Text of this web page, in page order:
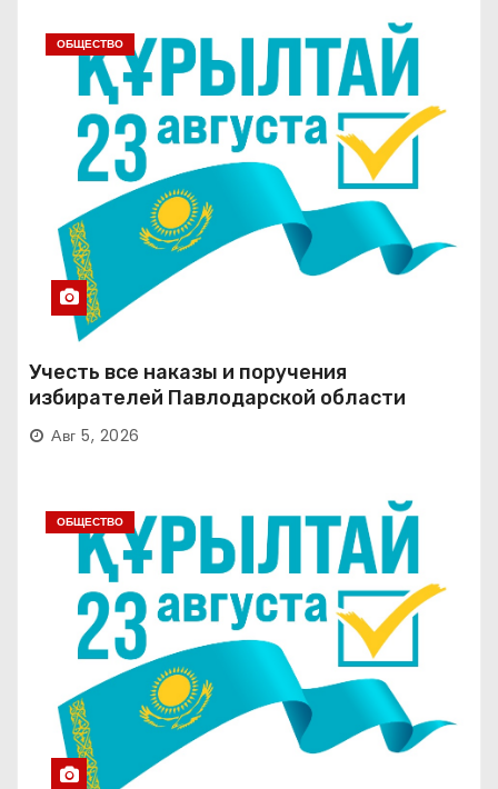
ОБЩЕСТВО
Учесть все наказы и поручения
избирателей Павлодарской области
Авг 5, 2026
ОБЩЕСТВО